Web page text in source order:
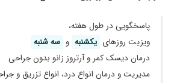
پاسخگویی در طول هفته،
ویزیت روز‌های یکشنبه و سه شنبه
درمان دیسک کمر و آرتروز زانو بدون جراحی
مدیریت و درمان انواع درد، انواع تزریق و